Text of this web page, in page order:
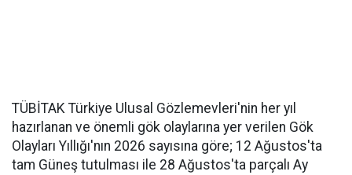
TÜBİTAK Türkiye Ulusal Gözlemevleri'nin her yıl
hazırlanan ve önemli gök olaylarına yer verilen Gök
Olayları Yıllığı'nın 2026 sayısına göre; 12 Ağustos'ta
tam Güneş tutulması ile 28 Ağustos'ta parçalı Ay